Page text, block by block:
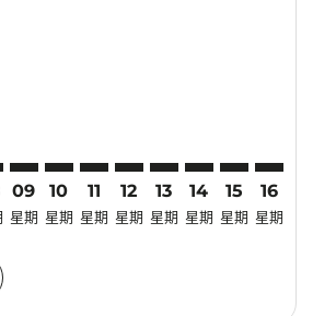
09
星期
10
星期
11
星期
12
星期
13
星期
14
星期
15
星期
16
星期